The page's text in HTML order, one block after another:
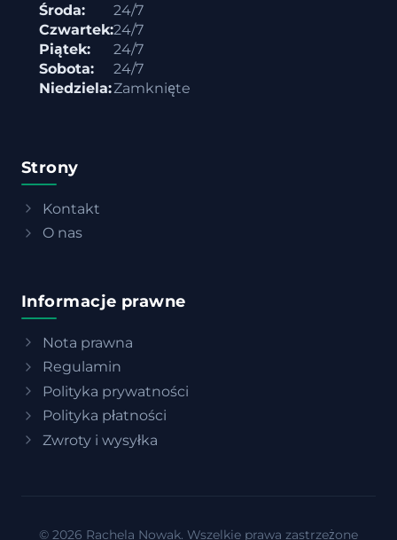
Środa:
24/7
Czwartek:24/7
Piątek:
24/7
Sobota:
24/7
Niedziela:Zamknięte
Strony
Kontakt
O nas
Informacje prawne
Nota prawna
Regulamin
Polityka prywatności
Polityka płatności
Zwroty i wysyłka
© 2026 Rachela Nowak. Wszelkie prawa zastrzeżone